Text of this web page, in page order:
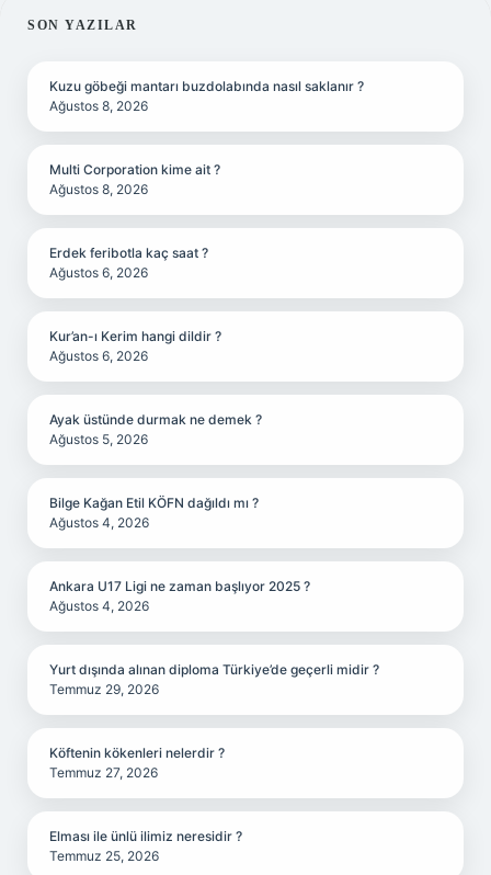
SIDEBAR
SON YAZILAR
Kuzu göbeği mantarı buzdolabında nasıl saklanır ?
Ağustos 8, 2026
Multi Corporation kime ait ?
Ağustos 8, 2026
Erdek feribotla kaç saat ?
Ağustos 6, 2026
Kur’an-ı Kerim hangi dildir ?
Ağustos 6, 2026
Ayak üstünde durmak ne demek ?
Ağustos 5, 2026
Bilge Kağan Etil KÖFN dağıldı mı ?
Ağustos 4, 2026
Ankara U17 Ligi ne zaman başlıyor 2025 ?
Ağustos 4, 2026
Yurt dışında alınan diploma Türkiye’de geçerli midir ?
Temmuz 29, 2026
Köftenin kökenleri nelerdir ?
Temmuz 27, 2026
Elması ile ünlü ilimiz neresidir ?
Temmuz 25, 2026